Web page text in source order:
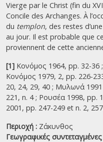
Vierge par le Christ (fin du
Concile des Archanges. À
du templon, des restes
au jour. Il est probable que
proviennent de cette
[1] Κονόμος 1964, pp. 32-36
Κονόμος 1979, 2, pp. 226-
20, 24, 29, 40 ; Μυλωνά
221, n. 4 ; Ρουσέα 1998,
2001, pp. 247-249 et n. 2,
Περιοχή : Ζάκυνθος
Γεωγραφικές